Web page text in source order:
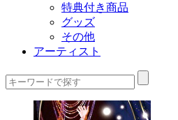
特典付き商品
グッズ
その他
アーティスト